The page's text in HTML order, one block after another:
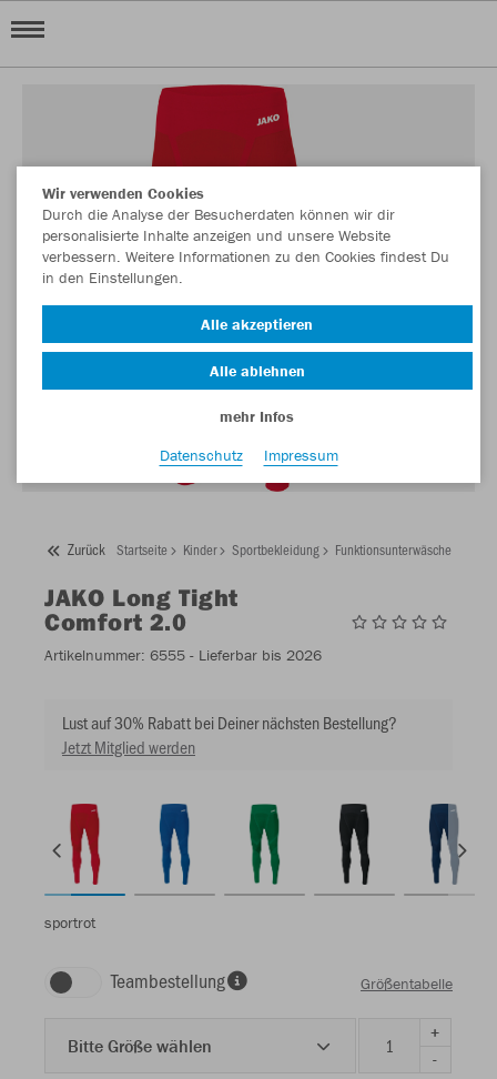
Zurück Startseite Kinder Sportbekleidung Funktionsunterwäsche
JAKO Long Tight
Comfort 2.0
Artikelnummer: 6555 - Lieferbar bis 2026
Lust auf 30% Rabatt bei Deiner nächsten Bestellung?
Jetzt Mitglied werden
sportrot
Teambestellung Größentabelle
Bitte Größe wählen
+
-
Wir verwenden Cookies
Durch die Analyse der Besucherdaten können wir dir
personalisierte Inhalte anzeigen und unsere Website
verbessern. Weitere Informationen zu den Cookies findest Du
in den Einstellungen.
Alle akzeptieren
Alle ablehnen
mehr Infos
Datenschutz
Impressum